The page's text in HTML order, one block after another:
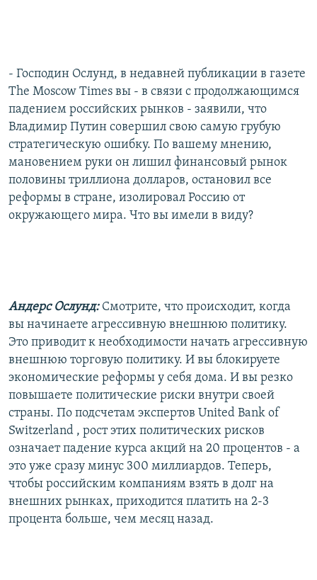
- Господин Ослунд, в недавней публикации в газете
The Moscow Times вы - в связи с продолжающимся
падением российских рынков - заявили, что
Владимир Путин совершил свою самую грубую
стратегическую ошибку. По вашему мнению,
мановением руки он лишил финансовый рынок
половины триллиона долларов, остановил все
реформы в стране, изолировал Россию от
окружающего мира. Что вы имели в виду?
Андерс Ослунд: Смотрите, что происходит, когда
вы начинаете агрессивную внешнюю политику.
Это приводит к необходимости начать агрессивную
внешнюю торговую политику. И вы блокируете
экономические реформы у себя дома. И вы резко
повышаете политические риски внутри своей
страны. По подсчетам экспертов United Bank of
Switzerland , рост этих политических рисков
означает падение курса акций на 20 процентов - а
это уже сразу минус 300 миллиардов. Теперь,
чтобы российским компаниям взять в долг на
внешних рынках, приходится платить на 2-3
процента больше, чем месяц назад.